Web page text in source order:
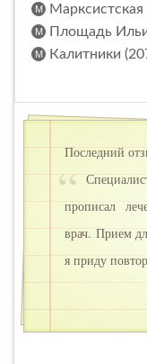
Площадь
Калитники
Последний
прописал
врач. Прием
я приду